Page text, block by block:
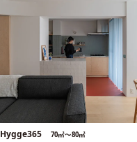
Hygge365 70㎡〜80㎡